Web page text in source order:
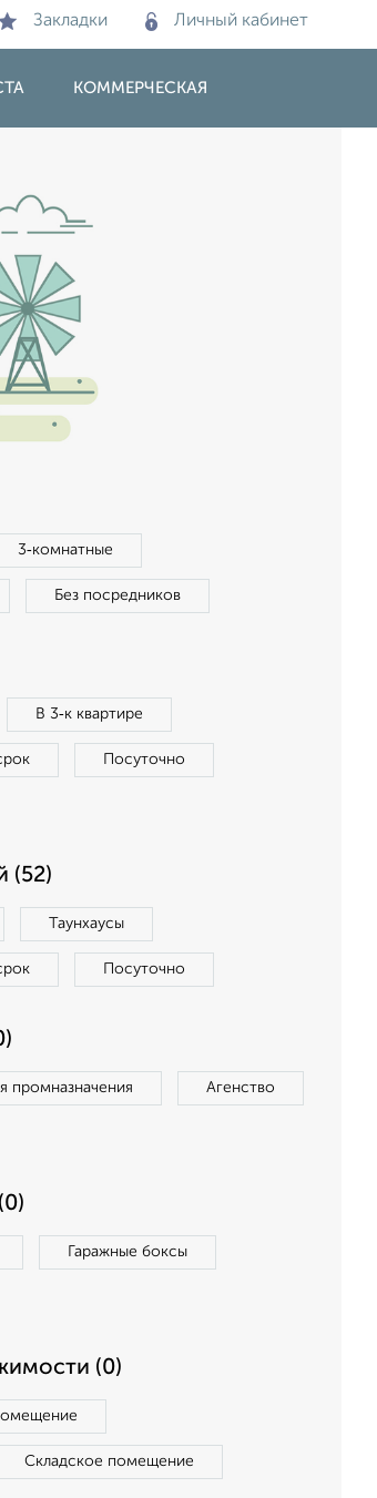
Закладки Личный кабинет
КОММЕРЧЕСКАЯ
3‑комнатные
Без посредников
В 3‑к квартире
Посуточно
(52)
Таунхаусы
Посуточно
промназначения Агенство
Гаражные боксы
(0)
Складское помещение